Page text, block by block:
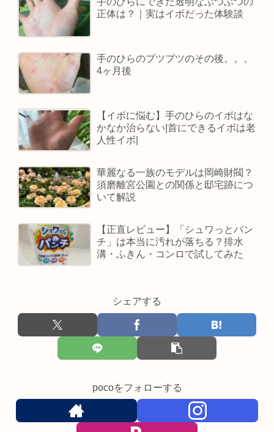
正体は？｜実はイボだった体験談
手のひらのプツプツのその後。。。
4ヶ月後
【イボに悩む】手のひらのイボはな
かなか治らない|首にできるイボは老
人性イボ|
華麗なる一族のモデルは岡崎財閥？
須磨離宮公園との関係と邸宅跡につ
いて解説
【正直レビュー】「シュワっとパン
チ」は本当に汚れが落ちる？排水
溝・ふきん・コンロで試してみた
シェアする
pocoをフォローする